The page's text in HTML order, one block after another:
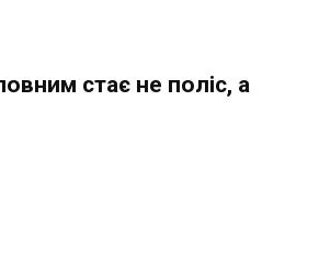
стає не поліс, а